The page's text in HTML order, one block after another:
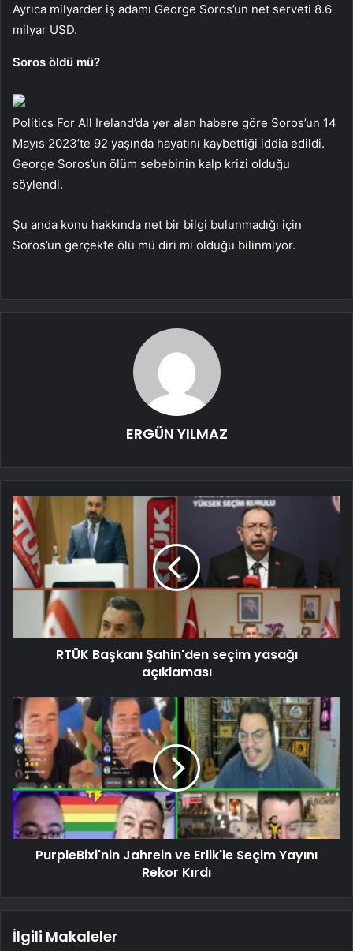
Ayrıca milyarder iş adamı George Soros’un net serveti 8.6
milyar USD.
Soros öldü mü?
Politics For All Ireland’da yer alan habere göre Soros’un 14
Mayıs 2023’te 92 yaşında hayatını kaybettiği iddia edildi.
George Soros’un ölüm sebebinin kalp krizi olduğu
söylendi.
Şu anda konu hakkında net bir bilgi bulunmadığı için
Soros’un gerçekte ölü mü diri mi olduğu bilinmiyor.
ERGÜN YILMAZ
RTÜK Başkanı Şahin'den seçim yasağı
açıklaması
PurpleBixi'nin Jahrein ve Erlik'le Seçim Yayını
Rekor Kırdı
İlgili Makaleler